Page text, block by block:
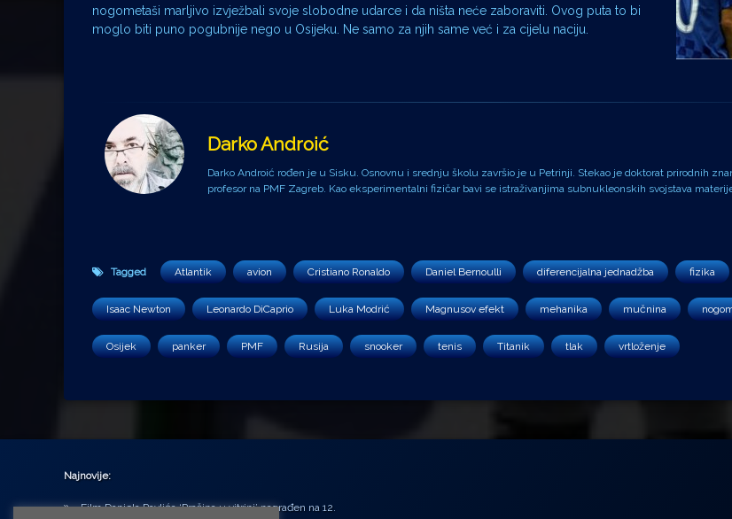
nogometaši marljivo izvježbali svoje slobodne udarce i da ništa neće zaboraviti. Ovog puta to bi
moglo biti puno pogubnije nego u Osijeku. Ne samo za njih same već i za cijelu naciju.
Darko Androić
Darko Androić rođen je u Sisku. Osnovnu i srednju školu završio je u Petrinji. Stekao je doktorat prirodnih
profesor na PMF Zagreb. Kao eksperimentalni fizičar bavi se istraživanjima subnukleonskih svojstava
Tagged Atlantik avion Cristiano Ronaldo Daniel Bernoulli diferencijalna jednadžba fizika
Isaac Newton Leonardo DiCaprio Luka Modrić Magnusov efekt mehanika mučnina
Osijek panker PMF Rusija snooker tenis Titanik tlak vrtloženje
Najnovije:
Film Daniela Pavlića ‘Prašina u vitrini’ nagrađen na 12.